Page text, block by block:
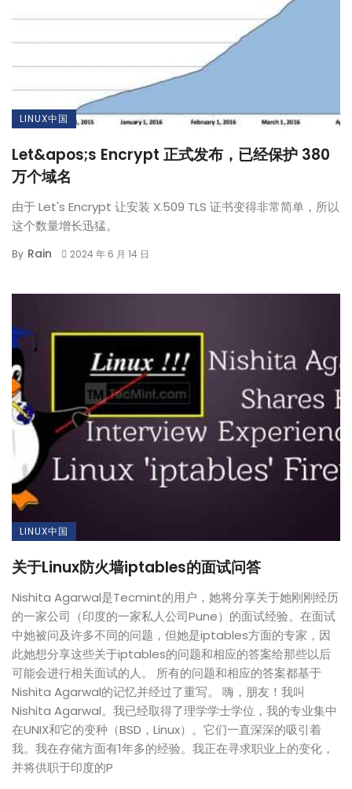
LINUX中国
Let&apos;s Encrypt 正式发布，已经保护 380
万个域名
由于 Let's Encrypt 让安装 X.509 TLS 证书变得非常简单，所以
这个数量增长迅猛。
By Rain 2024 年 6 月 14 日
LINUX中国
关于Linux防火墙iptables的面试问答
Nishita Agarwal是Tecmint的用户，她将分享关于她刚刚经历
的一家公司（印度的一家私人公司Pune）的面试经验。在面试
中她被问及许多不同的问题，但她是iptables方面的专家，因
此她想分享这些关于iptables的问题和相应的答案给那些以后
可能会进行相关面试的人。 所有的问题和相应的答案都基于
Nishita Agarwal的记忆并经过了重写。 嗨，朋友！我叫
Nishita Agarwal。我已经取得了理学学士学位，我的专业集中
在UNIX和它的变种（BSD，Linux）。它们一直深深的吸引着
我。我在存储方面有1年多的经验。我正在寻求职业上的变化，
并将供职于印度的P